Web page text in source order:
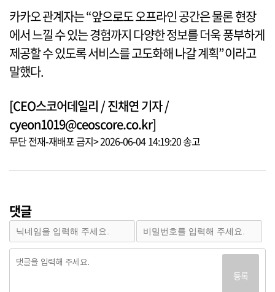
카카오 관계자는 “앞으로도 오프라인 공간은 물론 현장
에서 느낄 수 있는 경험까지 다양한 정보를 더욱 풍부하게
제공할 수 있도록 서비스를 고도화해 나갈 계획”이라고
말했다.
[CEO스코어데일리 / 진채연 기자 /
cyeon1019@ceoscore.co.kr]
무단 전재-재배포 금지> 2026-06-04 14:19:20 송고
댓글
등록